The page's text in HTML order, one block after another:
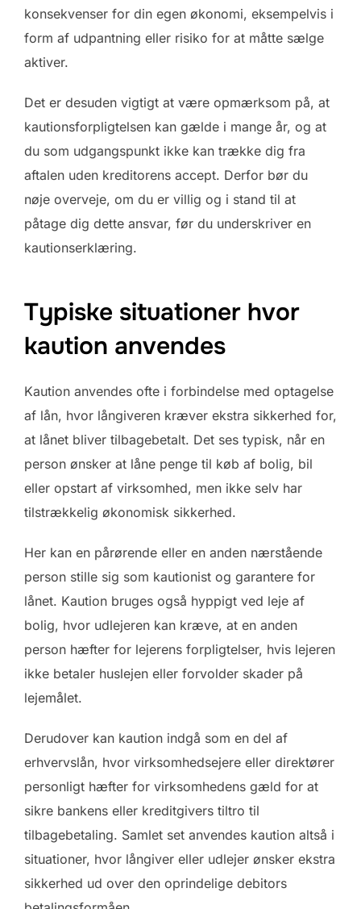
konsekvenser for din egen økonomi, eksempelvis i
form af udpantning eller risiko for at måtte sælge
aktiver.
Det er desuden vigtigt at være opmærksom på, at
kautionsforpligtelsen kan gælde i mange år, og at
du som udgangspunkt ikke kan trække dig fra
aftalen uden kreditorens accept. Derfor bør du
nøje overveje, om du er villig og i stand til at
påtage dig dette ansvar, før du underskriver en
kautionserklæring.
Typiske situationer hvor
kaution anvendes
Kaution anvendes ofte i forbindelse med optagelse
af lån, hvor långiveren kræver ekstra sikkerhed for,
at lånet bliver tilbagebetalt. Det ses typisk, når en
person ønsker at låne penge til køb af bolig, bil
eller opstart af virksomhed, men ikke selv har
tilstrækkelig økonomisk sikkerhed.
Her kan en pårørende eller en anden nærstående
person stille sig som kautionist og garantere for
lånet. Kaution bruges også hyppigt ved leje af
bolig, hvor udlejeren kan kræve, at en anden
person hæfter for lejerens forpligtelser, hvis lejeren
ikke betaler huslejen eller forvolder skader på
lejemålet.
Derudover kan kaution indgå som en del af
erhvervslån, hvor virksomhedsejere eller direktører
personligt hæfter for virksomhedens gæld for at
sikre bankens eller kreditgivers tiltro til
tilbagebetaling. Samlet set anvendes kaution altså i
situationer, hvor långiver eller udlejer ønsker ekstra
sikkerhed ud over den oprindelige debitors